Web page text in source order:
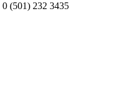
0 (501) 232 3435